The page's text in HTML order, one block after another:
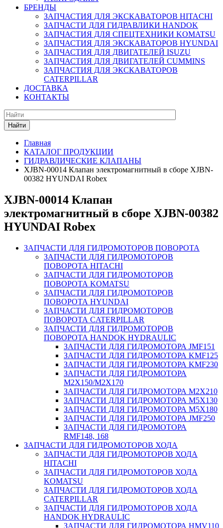
БРЕНДЫ
ЗАПЧАСТИЯ ДЛЯ ЭКСКАВАТОРОВ HITACHI
ЗАПЧАСТИ ДЛЯ ГИДРАВЛИКИ HANDOK
ЗАПЧАСТИЯ ДЛЯ СПЕЦТЕХНИКИ KOMATSU
ЗАПЧАСТИЯ ДЛЯ ЭКСКАВАТОРОВ HYUNDAI
ЗАПЧАСТИЯ ДЛЯ ДВИГАТЕЛЕЙ ISUZU
ЗАПЧАСТИЯ ДЛЯ ДВИГАТЕЛЕЙ CUMMINS
ЗАПЧАСТИЯ ДЛЯ ЭКСКАВАТОРОВ
CATERPILLAR
ДОСТАВКА
КОНТАКТЫ
Найти
Главная
КАТАЛОГ ПРОДУКЦИИ
ГИДРАВЛИЧЕСКИЕ КЛАПАНЫ
XJBN-00014 Клапан электромагнитный в сборе XJBN-
00382 HYUNDAI Robex
XJBN-00014 Клапан
электромагнитный в сборе XJBN-00382
HYUNDAI Robex
ЗАПЧАСТИ ДЛЯ ГИДРОМОТОРОВ ПОВОРОТА
ЗАПЧАСТИ ДЛЯ ГИДРОМОТОРОВ
ПОВОРОТА HITACHI
ЗАПЧАСТИ ДЛЯ ГИДРОМОТОРОВ
ПОВОРОТА KOMATSU
ЗАПЧАСТИ ДЛЯ ГИДРОМОТОРОВ
ПОВОРОТА HYUNDAI
ЗАПЧАСТИ ДЛЯ ГИДРОМОТОРОВ
ПОВОРОТА CATERPILLAR
ЗАПЧАСТИ ДЛЯ ГИДРОМОТОРОВ
ПОВОРОТА HANDOK HYDRAULIC
ЗАПЧАСТИ ДЛЯ ГИДРОМОТОРА JMF151
ЗАПЧАСТИ ДЛЯ ГИДРОМОТОРА KMF125
ЗАПЧАСТИ ДЛЯ ГИДРОМОТОРА KMF230
ЗАПЧАСТИ ДЛЯ ГИДРОМОТОРА
M2X150/M2X170
ЗАПЧАСТИ ДЛЯ ГИДРОМОТОРА M2X210
ЗАПЧАСТИ ДЛЯ ГИДРОМОТОРА M5X130
ЗАПЧАСТИ ДЛЯ ГИДРОМОТОРА M5X180
ЗАПЧАСТИ ДЛЯ ГИДРОМОТОРА JMF250
ЗАПЧАСТИ ДЛЯ ГИДРОМОТОРА
RMF148, 168
ЗАПЧАСТИ ДЛЯ ГИДРОМОТОРОВ ХОДА
ЗАПЧАСТИ ДЛЯ ГИДРОМОТОРОВ ХОДА
HITACHI
ЗАПЧАСТИ ДЛЯ ГИДРОМОТОРОВ ХОДА
KOMATSU
ЗАПЧАСТИ ДЛЯ ГИДРОМОТОРОВ ХОДА
CATERPILLAR
ЗАПЧАСТИ ДЛЯ ГИДРОМОТОРОВ ХОДА
HANDOK HYDRAULIC
ЗАПЧАСТИ ДЛЯ ГИДРОМОТОРА HMV110